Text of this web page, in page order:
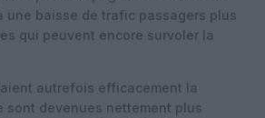
une baisse de trafic passagers plus
qui peuvent encore survoler la
autrefois efficacement la
sont devenues nettement plus